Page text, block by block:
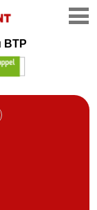
BTP